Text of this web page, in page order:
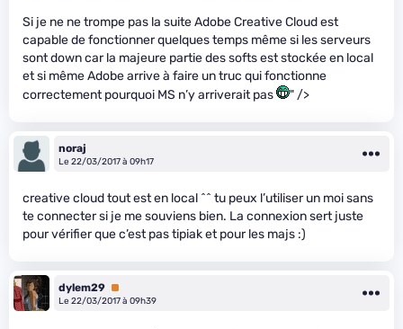
Si je ne ne trompe pas la suite Adobe Creative Cloud est
capable de fonctionner quelques temps même si les serveurs
sont down car la majeure partie des softs est stockée en local
et si même Adobe arrive à faire un truc qui fonctionne
correctement pourquoi MS n’y arriverait pas
" />
noraj
Le 22/03/2017 à 09h17
creative cloud tout est en local ^^ tu peux l’utiliser un moi sans
te connecter si je me souviens bien. La connexion sert juste
pour vérifier que c’est pas tipiak et pour les majs :)
dylem29 Premium
Le 22/03/2017 à 09h39